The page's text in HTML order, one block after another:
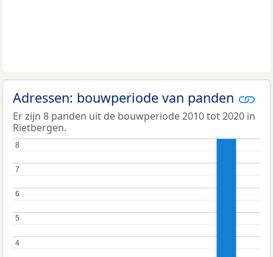
Adressen: bouwperiode van panden
Er zijn 8 panden uit de bouwperiode 2010 tot 2020 in
Rietbergen.
4
4
5
5
6
6
7
7
8
8